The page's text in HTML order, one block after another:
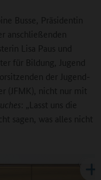
Busse, Präsidentin
anschließenden
Lisa Paus und
für Bildung, Jugend
der Jugend-
(JFMK), nicht nur mit
: „Lasst uns die
sagen, was alles nicht